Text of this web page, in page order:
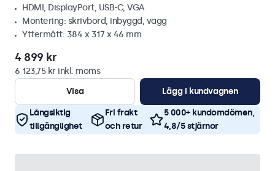
HDMI, DisplayPort, USB-C, VGA
Montering: skrivbord, inbyggd, vägg
Yttermått: 384 x 317 x 46 mm
4 899 kr
6 123,75 kr inkl. moms
Visa
Lägg i kundvagnen
Långsiktig
tillgänglighet
Fri frakt
och retur
5 000+ kundomdömen,
4,8/5 stjärnor